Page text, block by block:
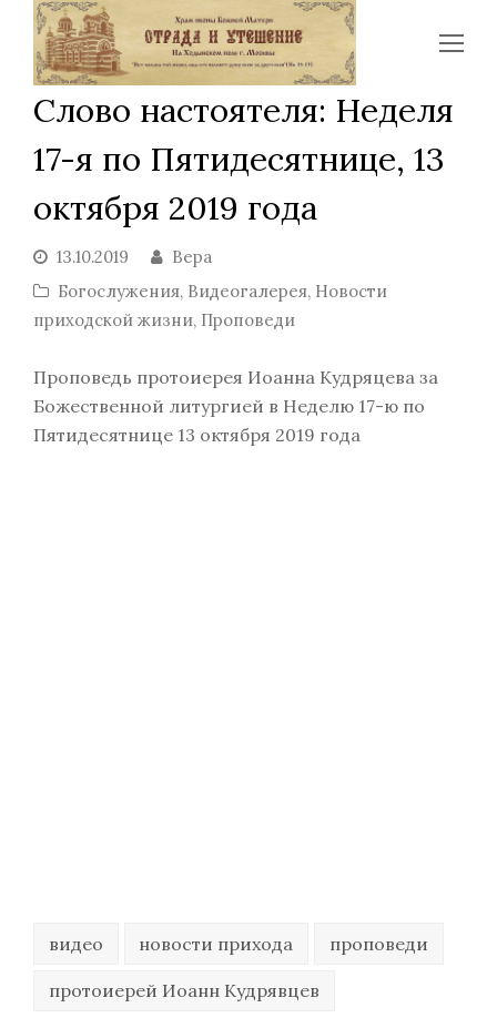
Слово настоятеля: Неделя
17-я по Пятидесятнице, 13
октября 2019 года
13.10.2019
Вера
Богослужения, Видеогалерея, Новости
приходской жизни, Проповеди
Проповедь протоиерея Иоанна Кудряцева за
Божественной литургией в Неделю 17-ю по
Пятидесятнице 13 октября 2019 года
видео новости прихода проповеди
протоиерей Иоанн Кудрявцев